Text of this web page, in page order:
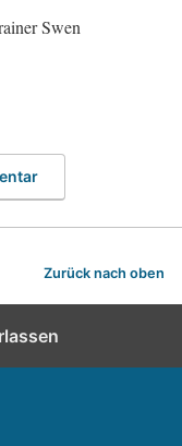
Swen
Zurück nach oben